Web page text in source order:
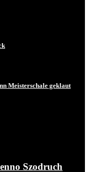
Meisterschale geklaut
Szodruch